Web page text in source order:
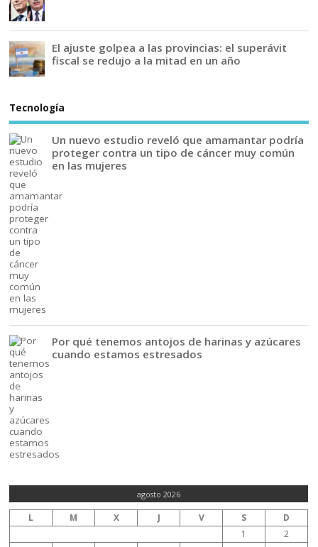
El ajuste golpea a las provincias: el superávit
fiscal se redujo a la mitad en un año
Tecnología
Un nuevo estudio reveló que amamantar podría
proteger contra un tipo de cáncer muy común
en las mujeres
Por qué tenemos antojos de harinas y azúcares
cuando estamos estresados
agosto 2026
L M X J V S
D
1
2